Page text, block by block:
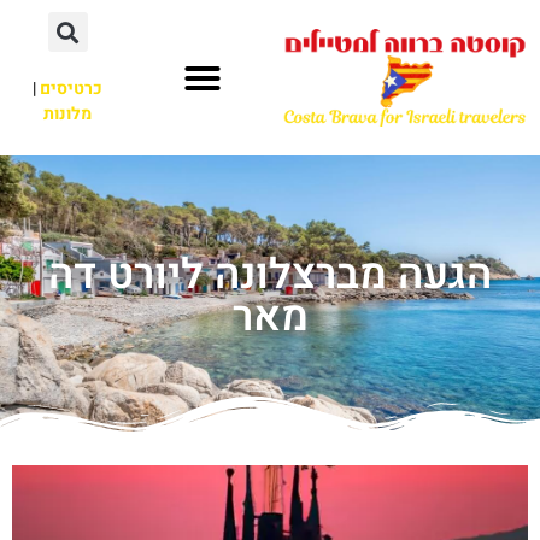
כרטיסים|
מלונות
הגעה מברצלונה ליורט דה
מאר